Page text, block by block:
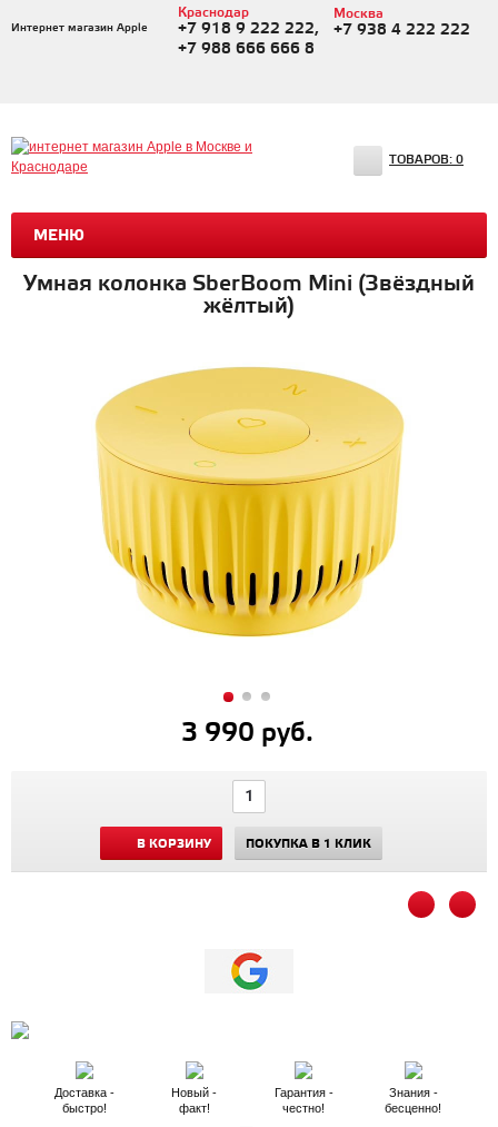
Интернет магазин Apple
Краснодар
+7 918 9 222 222,
+7 988 666 666 8
Москва
+7 938 4 222 222
МЕНЮ
ТОВАРОВ: 0
Умная колонка SberBoom Mini (Звёздный
жёлтый)
3 990 руб.
В КОРЗИНУ ПОКУПКА В 1 КЛИК
Доставка -
быстро!
Новый -
факт!
Гарантия -
честно!
Знания -
бесценно!